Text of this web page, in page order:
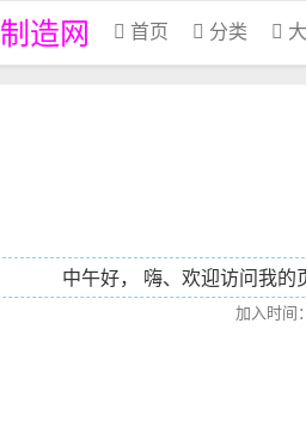
造网 首页 分类
中午好， 嗨、欢迎访问我
加入时间